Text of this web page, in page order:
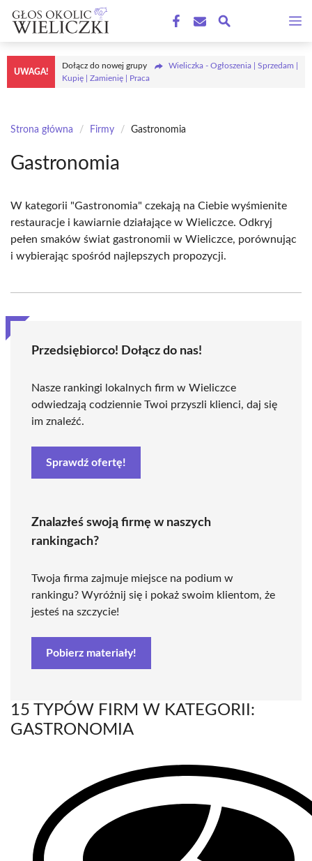
treści
UWAGA!
Dołącz do nowej grupy
Wieliczka - Ogłoszenia | Sprzedam |
Kupię | Zamienię | Praca
Strona główna / Firmy / Gastronomia
Gastronomia
W kategorii "Gastronomia" czekają na Ciebie wyśmienite
restauracje i kawiarnie działające w Wieliczce. Odkryj
pełen smaków świat gastronomii w Wieliczce, porównując
i wybierając spośród najlepszych propozycji.
Przedsiębiorco! Dołącz do nas!
Nasze rankingi lokalnych firm w Wieliczce
odwiedzają codziennie Twoi przyszli klienci, daj się
im znaleźć.
Sprawdź ofertę!
Znalazłeś swoją firmę w naszych
rankingach?
Twoja firma zajmuje miejsce na podium w
rankingu? Wyróżnij się i pokaż swoim klientom, że
jesteś na szczycie!
Pobierz materiały!
15 TYPÓW FIRM W KATEGORII:
GASTRONOMIA